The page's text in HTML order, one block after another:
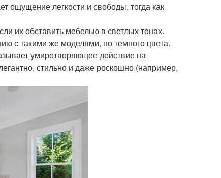
ощущение легкости и свободы, тогда как
их обставить мебелью в светлых тонах.
с такими же моделями, но темного цвета.
умиротворяющее действие на
стильно и даже роскошно (например,